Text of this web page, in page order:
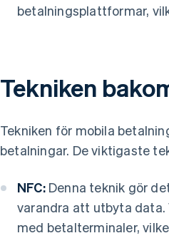
betalningsplattformar,
Tekniken
Tekniken för mobila
betalningar. De viktigaste
NFC:Denna teknik gör
varandra att utbyta data.
med betalterminaler,